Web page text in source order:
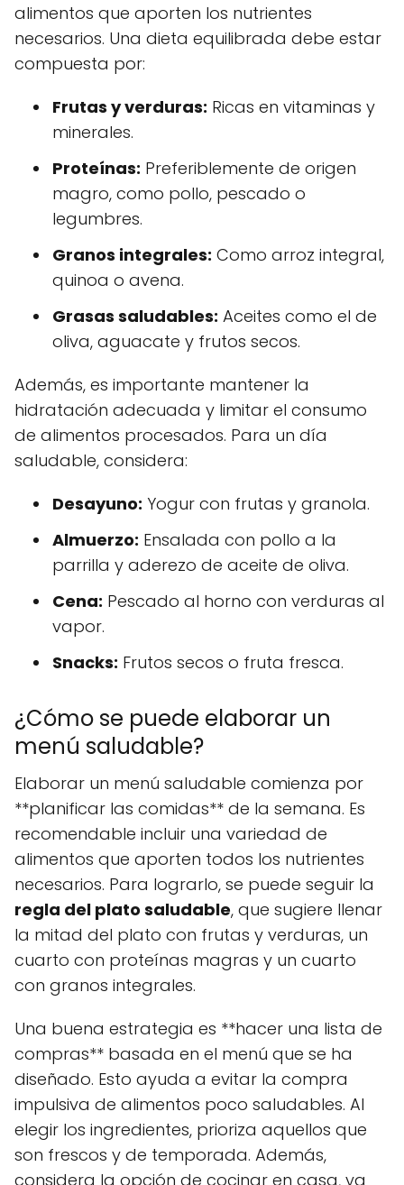
alimentos que aporten los nutrientes
necesarios. Una dieta equilibrada debe estar
compuesta por:
Frutas y verduras: Ricas en vitaminas y
minerales.
Proteínas: Preferiblemente de origen
magro, como pollo, pescado o
legumbres.
Granos integrales: Como arroz integral,
quinoa o avena.
Grasas saludables: Aceites como el de
oliva, aguacate y frutos secos.
Además, es importante mantener la
hidratación adecuada y limitar el consumo
de alimentos procesados. Para un día
saludable, considera:
Desayuno: Yogur con frutas y granola.
Almuerzo: Ensalada con pollo a la
parrilla y aderezo de aceite de oliva.
Cena: Pescado al horno con verduras al
vapor.
Snacks: Frutos secos o fruta fresca.
¿Cómo se puede elaborar un
menú saludable?
Elaborar un menú saludable comienza por
**planificar las comidas** de la semana. Es
recomendable incluir una variedad de
alimentos que aporten todos los nutrientes
necesarios. Para lograrlo, se puede seguir la
regla del plato saludable, que sugiere llenar
la mitad del plato con frutas y verduras, un
cuarto con proteínas magras y un cuarto
con granos integrales.
Una buena estrategia es **hacer una lista de
compras** basada en el menú que se ha
diseñado. Esto ayuda a evitar la compra
impulsiva de alimentos poco saludables. Al
elegir los ingredientes, prioriza aquellos que
son frescos y de temporada. Además,
considera la opción de cocinar en casa, ya